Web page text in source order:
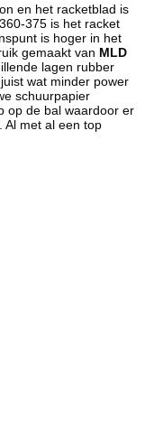
en het racketblad is
375 is het racket
is hoger in het
gemaakt van MLD
lagen rubber
wat minder power
schuurpapier
op de bal waardoor er
Al met al een top